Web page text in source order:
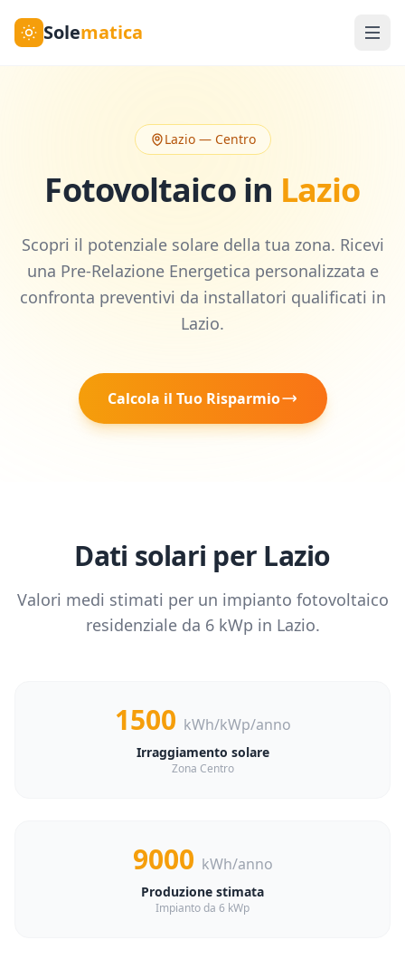
Solematica
Lazio— Centro
Fotovoltaico in Lazio
Scopri il potenziale solare della tua zona. Ricevi
una Pre-Relazione Energetica personalizzata e
confronta preventivi da installatori qualificati in
Lazio.
Calcola il Tuo Risparmio
Dati solari per Lazio
Valori medi stimati per un impianto fotovoltaico
residenziale da 6kWp in Lazio.
1500 kWh/kWp/anno
Irraggiamento solare
Zona Centro
9000 kWh/anno
Produzione stimata
Impianto da 6 kWp